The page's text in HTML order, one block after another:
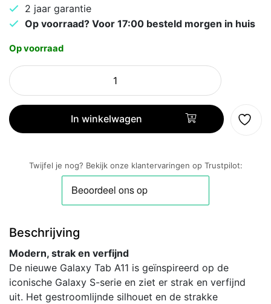
2 jaar garantie
Op voorraad? Voor 17:00 besteld morgen in huis
Op voorraad
Samsung
Galaxy
A11
WiFi
8GB/128GB
In winkelwagen
Twijfel je nog? Bekijk onze klantervaringen op Trustpilot:
Beschrijving
Modern, strak en verfijnd
De nieuwe Galaxy Tab A11 is geïnspireerd op de
iconische Galaxy S-serie en ziet er strak en verfijnd
uit. Het gestroomlijnde silhouet en de strakke